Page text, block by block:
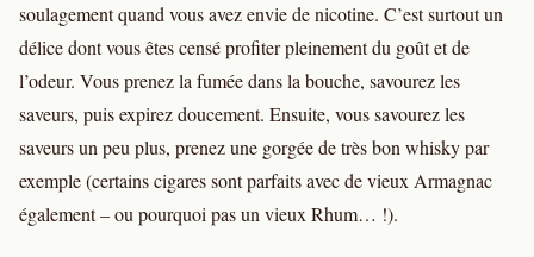
soulagement quand vous avez envie de nicotine. C’est surtout un
délice dont vous êtes censé profiter pleinement du goût et de
l’odeur. Vous prenez la fumée dans la bouche, savourez les
saveurs, puis expirez doucement. Ensuite, vous savourez les
saveurs un peu plus, prenez une gorgée de très bon whisky par
exemple (certains cigares sont parfaits avec de vieux Armagnac
également – ou pourquoi pas un vieux Rhum… !).